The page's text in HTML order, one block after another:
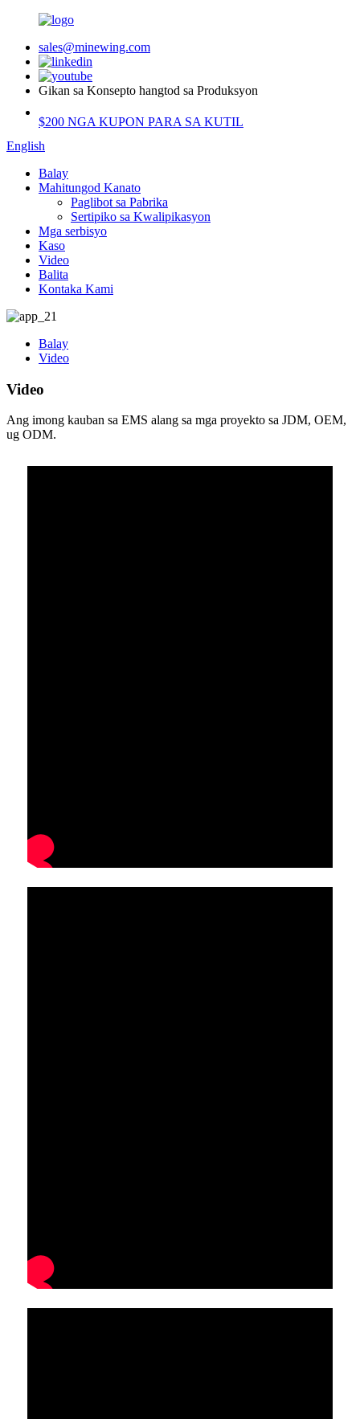
sales@minewing.com
Gikan sa Konsepto hangtod sa Produksyon
$200 NGA KUPON PARA SA KUTIL
English
Balay
Mahitungod Kanato
Paglibot sa Pabrika
Sertipiko sa Kwalipikasyon
Mga serbisyo
Kaso
Video
Balita
Kontaka Kami
Balay
Video
Video
Ang imong kauban sa EMS alang sa mga proyekto sa JDM, OEM,
ug ODM.